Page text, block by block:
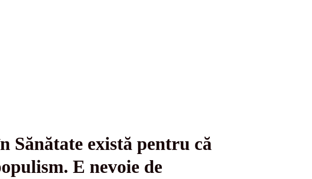
există pentru că
E nevoie de